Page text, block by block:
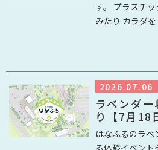
す。 プラスチ
みたり カラダを
2026.07.06
ラベンダ
り【7月18
はなふるのラ